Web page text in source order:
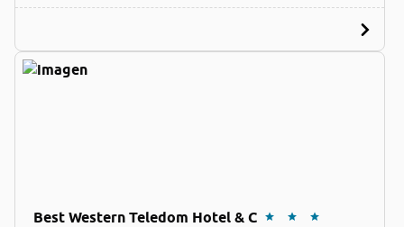
Best Western Teledom Hotel & C